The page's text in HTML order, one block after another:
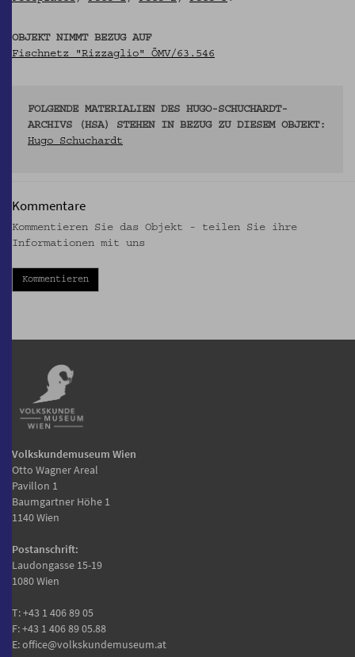
OBJEKT NIMMT BEZUG AUF
Fischnetz "Rizzaglio" ÖMV/63.546
FOLGENDE MATERIALIEN DES HUGO-SCHUCHARDT-
ARCHIVS (HSA) STEHEN IN BEZUG ZU DIESEM OBJEKT:
Hugo Schuchardt
Kommentare
Kommentieren Sie das Objekt - teilen Sie ihre
Informationen mit uns
Kommentieren
Volkskundemuseum Wien
Otto Wagner Areal
Pavillon 1
Baumgartner Höhe 1
1140 Wien
Postanschrift:
Laudongasse 15-19
1080 Wien
T:+43 1 406 89 05
F: +43 1 406 89 05.88
E:office@volkskundemuseum.at